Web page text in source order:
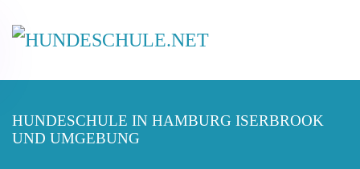
HUNDESCHULE IN HAMBURG ISERBROOK
UND UMGEBUNG